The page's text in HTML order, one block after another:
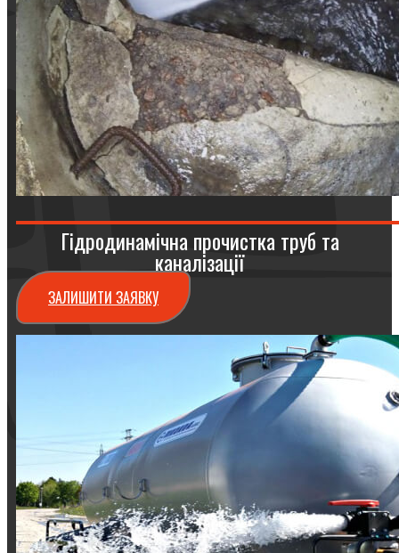
Гідродинамічна прочистка труб та
каналізації
ЗАЛИШИТИ ЗАЯВКУ